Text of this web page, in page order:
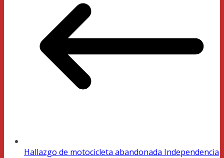
Hallazgo de motocicleta abandonada Independencia